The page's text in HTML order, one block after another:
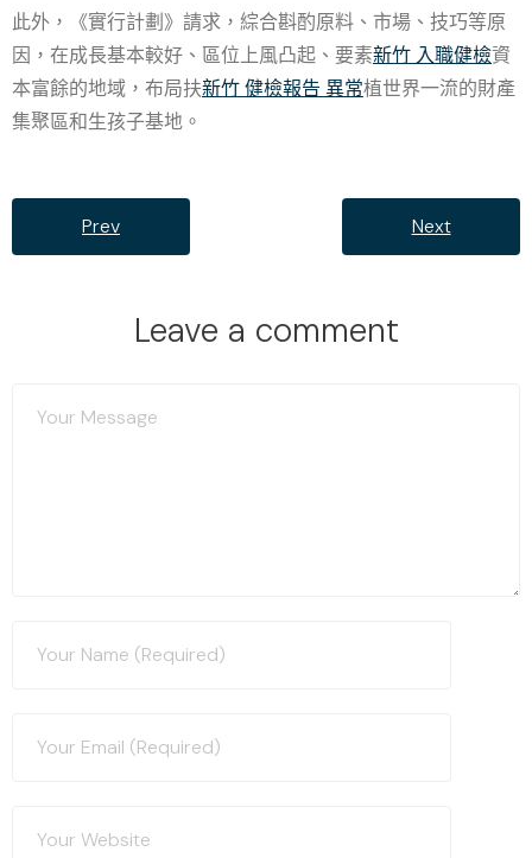
此外，《實行計劃》請求，綜合斟酌原料、市場、技巧等原
因，在成長基本較好、區位上風凸起、要素新竹 入職健檢資
本富餘的地域，布局扶新竹 健檢報告 異常植世界一流的財產
集聚區和生孩子基地。
Prev Next
Leave a comment